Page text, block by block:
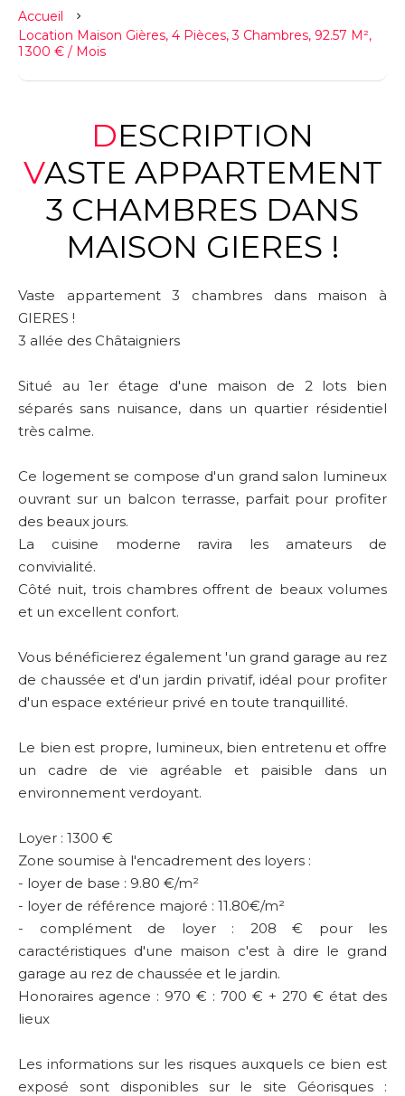
Accueil
Location Maison Gières, 4 Pièces, 3 Chambres, 92.57 M²,
1 300 € / Mois
DESCRIPTION
VASTE APPARTEMENT
3 CHAMBRES DANS
MAISON GIERES !
Vaste appartement 3 chambres dans maison à
GIERES !
3 allée des Châtaigniers
Situé au 1er étage d'une maison de 2 lots bien
séparés sans nuisance, dans un quartier résidentiel
très calme.
Ce logement se compose d'un grand salon lumineux
ouvrant sur un balcon terrasse, parfait pour profiter
des beaux jours.
La cuisine moderne ravira les amateurs de
convivialité.
Côté nuit, trois chambres offrent de beaux volumes
et un excellent confort.
Vous bénéficierez également 'un grand garage au rez
de chaussée et d'un jardin privatif, idéal pour profiter
d'un espace extérieur privé en toute tranquillité.
Le bien est propre, lumineux, bien entretenu et offre
un cadre de vie agréable et paisible dans un
environnement verdoyant.
Loyer : 1300 €
Zone soumise à l'encadrement des loyers :
- loyer de base : 9.80 €/m²
- loyer de référence majoré : 11.80€/m²
- complément de loyer : 208 € pour les
caractéristiques d'une maison c'est à dire le grand
garage au rez de chaussée et le jardin.
Honoraires agence : 970 € : 700 € + 270 € état des
lieux
Les informations sur les risques auxquels ce bien est
exposé sont disponibles sur le site Géorisques :